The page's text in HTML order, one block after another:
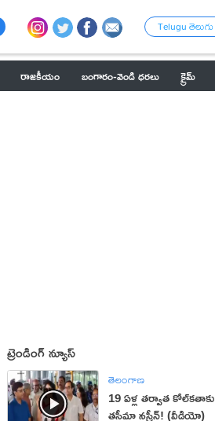
Telugu తెలుగు
రాజకీయం బంగారం-వెండి ధరలు క్రైమ్
ట్రెండింగ్ న్యూస్
తెలంగాణ
19 ఏళ్ల తర్వాత కోల్‌కతాకు
తస్లీమా నస్రీన్! (వీడియో)